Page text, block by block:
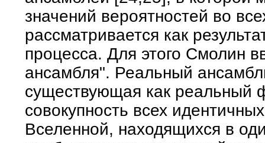
значений вероятностей во
рассматривается как
процесса. Для этого Смолин
ансамбля". Реальный
существующая как реальный
совокупность всех
Вселенной, находящихся в